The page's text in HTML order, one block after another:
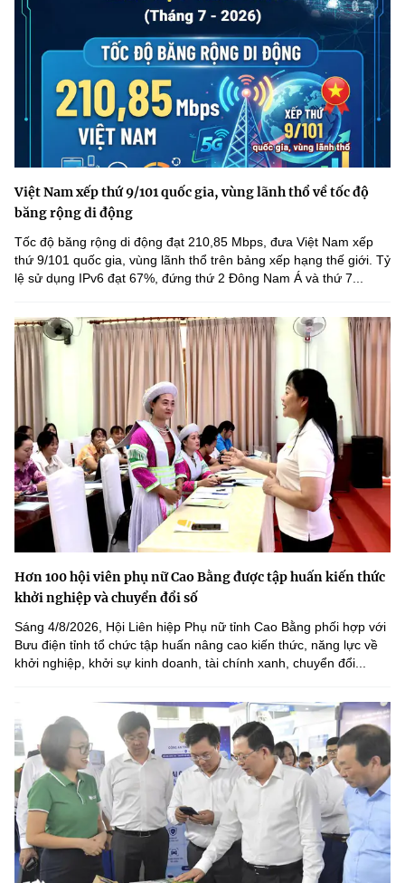
Việt Nam xếp thứ 9/101 quốc gia, vùng lãnh thổ về tốc độ
băng rộng di động
Tốc độ băng rộng di động đạt 210,85 Mbps, đưa Việt Nam xếp
thứ 9/101 quốc gia, vùng lãnh thổ trên bảng xếp hạng thế giới. Tỷ
lệ sử dụng IPv6 đạt 67%, đứng thứ 2 Đông Nam Á và thứ 7...
Hơn 100 hội viên phụ nữ Cao Bằng được tập huấn kiến thức
khởi nghiệp và chuyển đổi số
Sáng 4/8/2026, Hội Liên hiệp Phụ nữ tỉnh Cao Bằng phối hợp với
Bưu điện tỉnh tổ chức tập huấn nâng cao kiến thức, năng lực về
khởi nghiệp, khởi sự kinh doanh, tài chính xanh, chuyển đổi...